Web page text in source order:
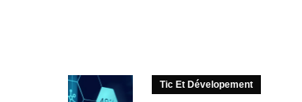
Tic Et Dévelopement